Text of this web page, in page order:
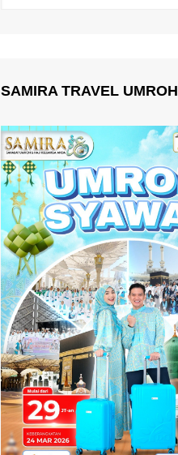
SAMIRA TRAVEL UMROH